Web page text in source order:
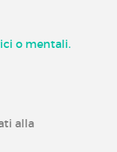
o mentali.
alla